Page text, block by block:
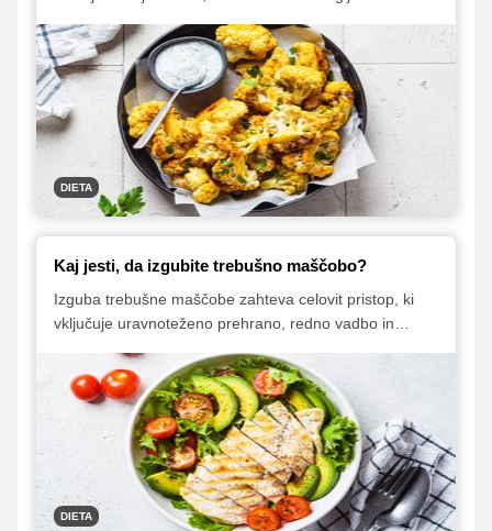
pomembnih vitaminov ter mineralov. Spoznajte nekaj
najboljših neškrobnih vrst zelenjave, ki zagotavljajo
tako hranilne koristi kot tudi zadovoljiv okus, poleg tega
pa so tudi odlična izbira, ko se trudite izgubiti kakšen
odvečen kilogram.
DIETA
Kaj jesti, da izgubite trebušno maščobo?
Izguba trebušne maščobe zahteva celovit pristop, ki
vključuje uravnoteženo prehrano, redno vadbo in
čarobno živilo, zaradi katerega bi se odvečna maščoba
kar 'stopila', lahko z vključevanjem pravih sestavin v
prehrano vseeno pripomorete k hitrejšemu doseganju
ciljev, ki ste si jih pri hujšanju zastavili.
DIETA